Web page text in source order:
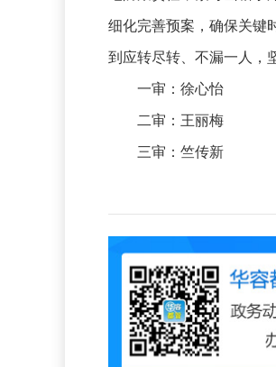
细化完善预案，确保关键
到应转尽转、不漏一人，
一审：徐心怡
二审：王丽梅
三审：竺传新